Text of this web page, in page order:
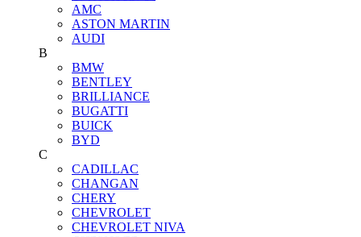
AMC
ASTON MARTIN
AUDI
B
BMW
BENTLEY
BRILLIANCE
BUGATTI
BUICK
BYD
C
CADILLAC
CHANGAN
CHERY
CHEVROLET
CHEVROLET NIVA